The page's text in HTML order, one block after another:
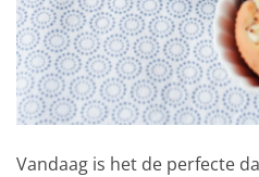
Vandaag is het de perfecte